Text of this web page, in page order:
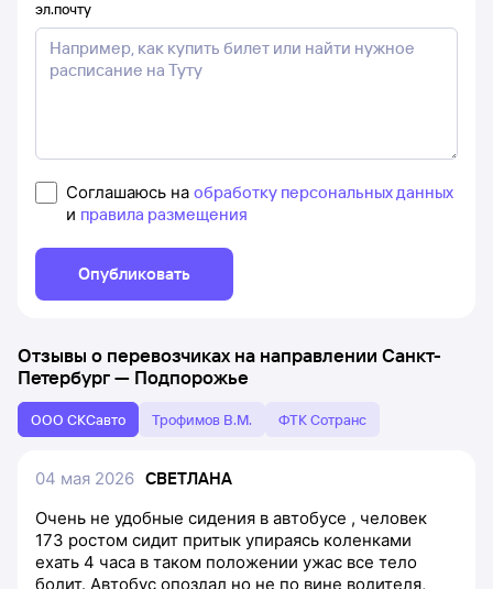
эл.почту
Соглашаюсь на обработку персональных данных
и правила размещения
Опубликовать
Отзывы о перевозчиках на направлении Санкт-
Петербург— Подпорожье
ООО СКСавто Трофимов В.М. ФТК Сотранс
04 мая 2026 СВЕТЛАНА
Очень не удобные сидения в автобусе , человек
173 ростом сидит притык упираясь коленками
ехать 4 часа в таком положении ужас все тело
болит. Автобус опоздал но не по вине водителя,